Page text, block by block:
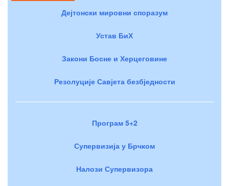
Дејтонски мировни споразум
Устав БиХ
Закони Босне и Херцеговине
Резолуције Савјета безбједности
Програм 5+2
Супервизија у Брчком
Налози Супервизора